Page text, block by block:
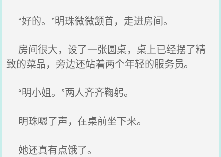
“好的。”明珠微微颔首，走进房间。
房间很大，设了一张圆桌，桌上已经摆了精
致的菜品，旁边还站着两个年轻的服务员。
“明小姐。”两人齐齐鞠躬。
明珠嗯了声，在桌前坐下来。
她还真有点饿了。